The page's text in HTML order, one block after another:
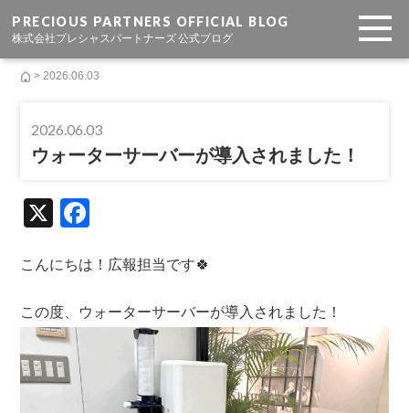
PRECIOUS PARTNERS OFFICIAL BLOG
株式会社プレシャスパートナーズ 公式ブログ
> 2026.06.03
2026.06.03
ウォーターサーバーが導入されました！
X
c
e
b
こんにちは！広報担当です🍀
この度、ウォーターサーバーが導入されました！